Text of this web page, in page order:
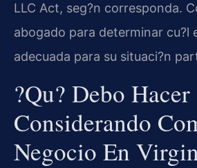
LLC Act, seg?n corresponda.
abogado para determinar cu?l
adecuada para su situaci?n
?Qu? Debo
Considerando
Negocio En